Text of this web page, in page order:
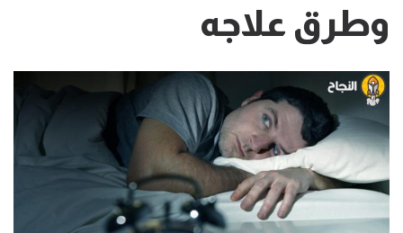
وطرق علاجه